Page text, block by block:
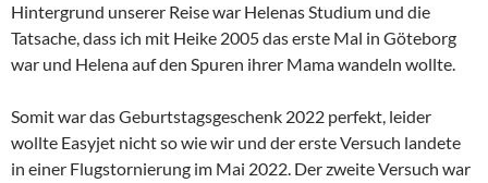
Hintergrund unserer Reise war Helenas Studium und die
Tatsache, dass ich mit Heike 2005 das erste Mal in Göteborg
war und Helena auf den Spuren ihrer Mama wandeln wollte.
Somit war das Geburtstagsgeschenk 2022 perfekt, leider
wollte Easyjet nicht so wie wir und der erste Versuch landete
in einer Flugstornierung im Mai 2022. Der zweite Versuch war